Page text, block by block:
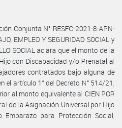
Conjunta N° RESFC-2021-8-APN-
EMPLEO Y SEGURIDAD SOCIAL y
SOCIAL aclara que el monto de la
con Discapacidad y/o Prenatal al
contratados bajo alguna de
el artículo 1° del Decreto N° 514/21,
al monto equivalente al CIEN POR
de la Asignación Universal por Hijo
para Protección Social,